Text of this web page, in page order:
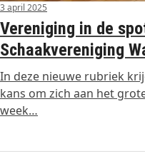
3 april 2025
Vereniging in de
Schaakvereniging
In deze nieuwe rubriek
kans om zich aan het
week…